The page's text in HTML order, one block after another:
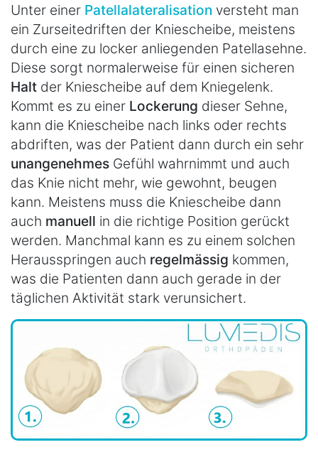
Unter einer Patellalateralisation versteht man
ein Zurseitedriften der Kniescheibe, meistens
durch eine zu locker anliegenden Patellasehne.
Diese sorgt normalerweise für einen sicheren
Halt der Kniescheibe auf dem Kniegelenk.
Kommt es zu einer Lockerung dieser Sehne,
kann die Kniescheibe nach links oder rechts
abdriften, was der Patient dann durch ein sehr
unangenehmes Gefühl wahrnimmt und auch
das Knie nicht mehr, wie gewohnt, beugen
kann. Meistens muss die Kniescheibe dann
auch manuell in die richtige Position gerückt
werden. Manchmal kann es zu einem solchen
Herausspringen auch regelmässig kommen,
was die Patienten dann auch gerade in der
täglichen Aktivität stark verunsichert.